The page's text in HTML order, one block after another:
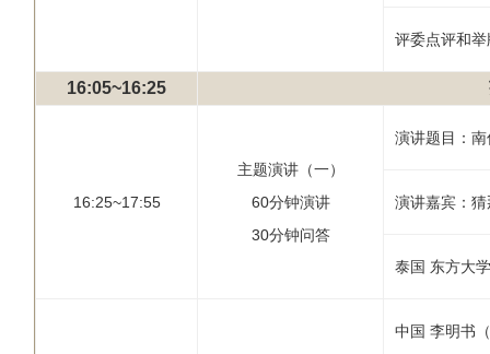
评委点评和
16:05~16:25
16:25~17:55
主题演讲（一）
60分钟演讲
30分钟问答
演讲题目：
演讲嘉宾：
泰国 东方大
中国 李明书